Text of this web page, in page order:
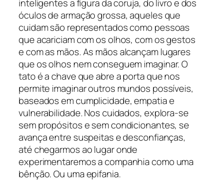
inteligentes a figura da coruja, do livro e dos
óculos de armação grossa, aqueles que
cuidam são representados como pessoas
que acariciam com os olhos, com os gestos
e com as mãos. As mãos alcançam lugares
que os olhos nem conseguem imaginar. O
tato é a chave que abre a porta que nos
permite imaginar outros mundos possíveis,
baseados em cumplicidade, empatia e
vulnerabilidade. Nos cuidados, explora-se
sem propósitos e sem condicionantes, se
avança entre suspeitas e desconfianças,
até chegarmos ao lugar onde
experimentaremos a companhia como uma
bênção. Ou uma epifania.